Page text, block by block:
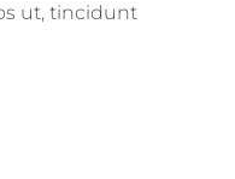
ut, tincidunt